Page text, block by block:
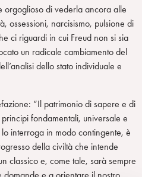
orgoglioso di vederla ancora alle
ossessioni, narcisismo, pulsione di
ci riguardi in cui Freud non si sia
un radicale cambiamento del
dello stato individuale e
“Il patrimonio di sapere e di
fondamentali, universale e
interroga in modo contingente, è
della civiltà che intende
classico e, come tale, sarà sempre
e a orientare il nostro